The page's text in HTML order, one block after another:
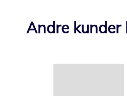
Andre kunder